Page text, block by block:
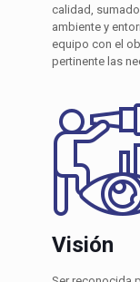
calidad,
ambiente y
equipo con el
pertinente las
Visión